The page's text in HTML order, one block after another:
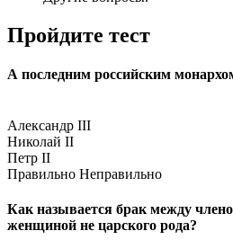
Пройдите тест
А последним российским
Александр III
Николай II
Петр II
Правильно Неправильно
Как называется брак между
женщиной не царского рода?